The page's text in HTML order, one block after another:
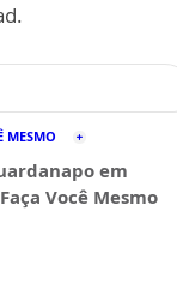
MESMO
em
Você Mesmo